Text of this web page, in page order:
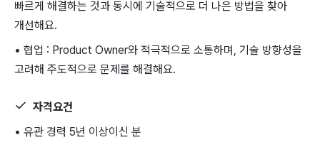
빠르게 해결하는 것과 동시에 기술적으로 더 나은 방법을 찾아
개선해요.
• 협업 : Product Owner와 적극적으로 소통하며, 기술 방향성을
고려해 주도적으로 문제를 해결해요.
자격요건
• 유관 경력 5년 이상이신 분